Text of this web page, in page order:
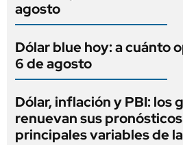
agosto
Dólar blue hoy: a cuánto
6 de agosto
Dólar, inflación y PBI: los
renuevan sus
principales variables de